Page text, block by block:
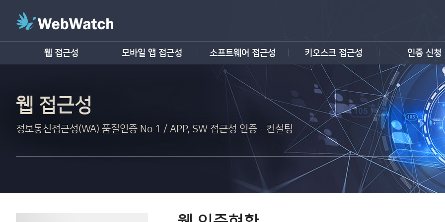
웹 접근성 모바일 앱 접근성 소프트웨어 접근성 키오스크 접근성 인증 신청
웹 접근성
정보통신접근성(WA) 품질인증 No.1 / APP, SW 접근성 인증·컨설팅